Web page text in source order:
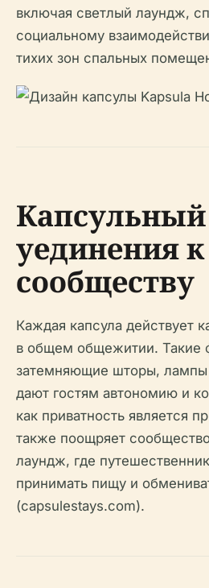
включая светлый лаундж,
социальному
тихих зон спальных
уединения к
сообществу
Каждая капсула действует
в общем общежитии. Такие
затемняющие шторы, лампы
дают гостям автономию и
как приватность является
также поощряет
лаундж, где
принимать пищу и
(capsulestays.com).